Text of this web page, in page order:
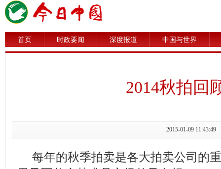
首页 时政要闻 深度报道 中国与世界
2014秋拍回
2015-01-09
每年的秋季拍卖是各大拍卖公司的